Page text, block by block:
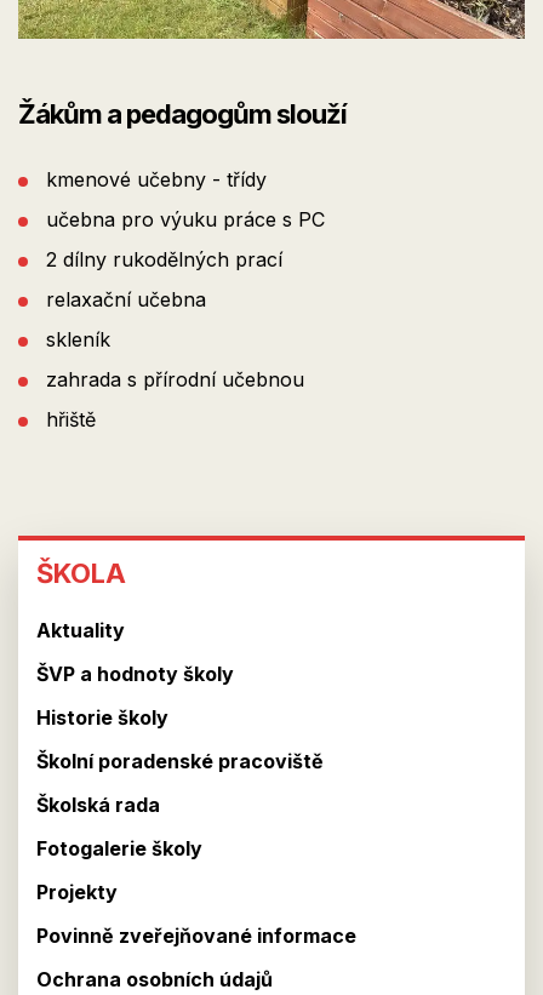
ŠKOLA
ŠKOLA
Aktuality
ŠVP a hodnoty školy
Historie školy
Školní poradenské pracoviště
Školská rada
Fotogalerie školy
Projekty
Povinně zveřejňované informace
Ochrana osobních údajů
Žákům a pedagogům slouží
kmenové učebny - třídy
učebna pro výuku práce s PC
2 dílny rukodělných prací
relaxační učebna
skleník
zahrada s přírodní učebnou
hřiště